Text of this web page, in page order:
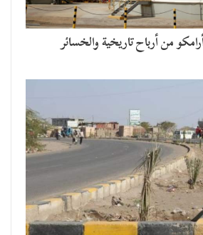
من أرباح تاريخية والخسائر